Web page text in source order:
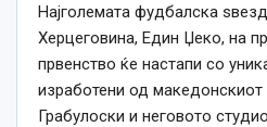
Најголемата фудбалска
Херцеговина, Един Џеко, на
првенство ќе настапи со
изработени од македонскиот
Грабулоски и неговото